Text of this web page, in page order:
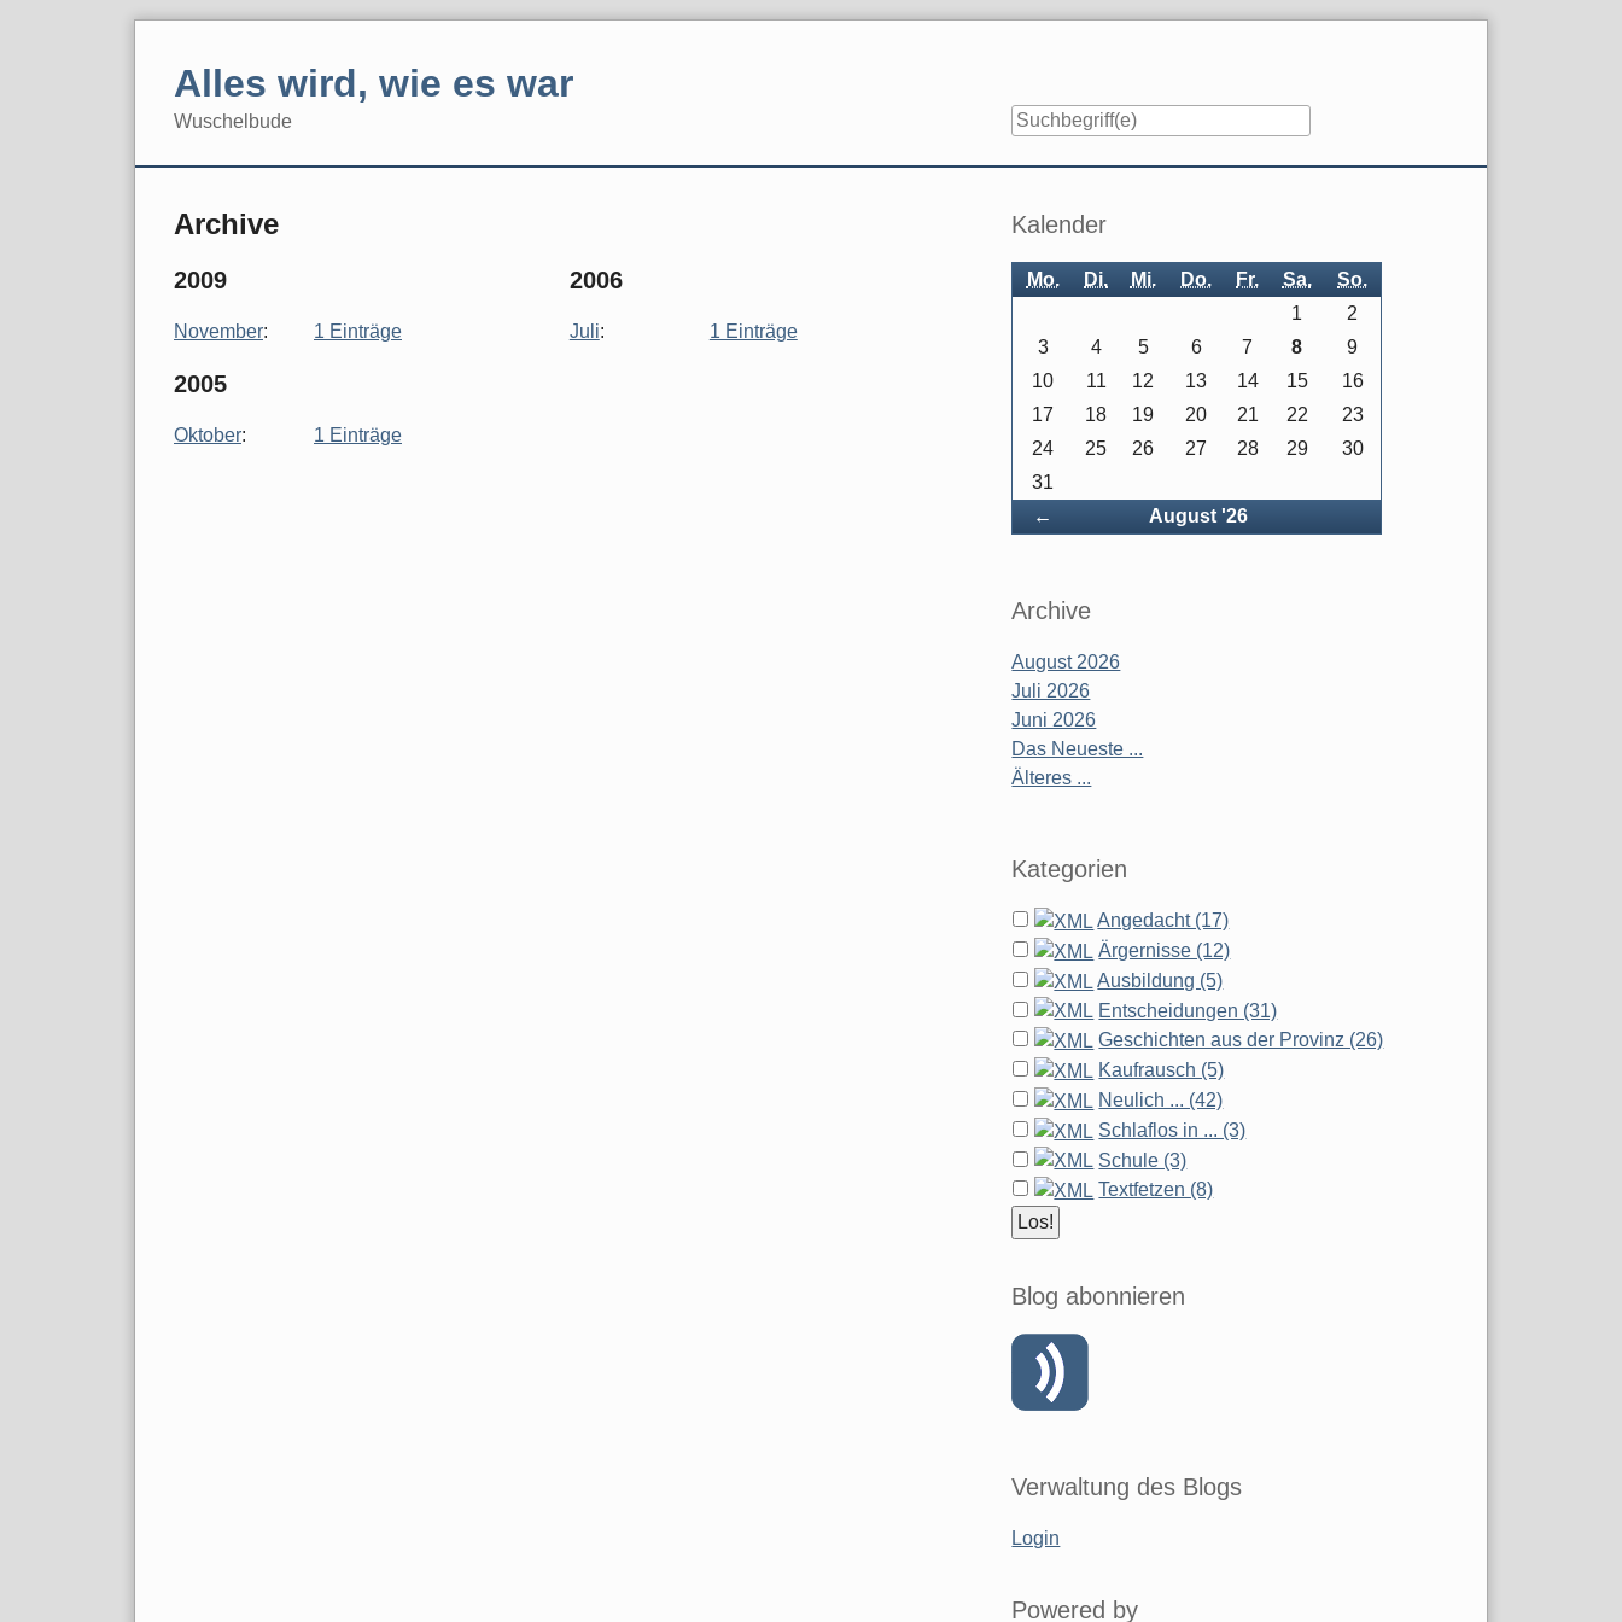
Alles wird, wie es war
Wuschelbude
Archive
2009
November: 1 Einträge
2006
Juli: 1 Einträge
2005
Oktober: 1 Einträge
Seitenleiste
Kalender
Mo. Di. Mi. Do. Fr. Sa. So.
← August '26
1
2
3
4 5 6 7 8
9
10
11 12 13 14 15
16
17
18 19 20 21 22
23
24
25 26 27 28 29
30
31
Archive
August 2026
Juli 2026
Juni 2026
Das Neueste ...
Älteres ...
Kategorien
Angedacht (17)
Ärgernisse (12)
Ausbildung (5)
Entscheidungen (31)
Geschichten aus der Provinz (26)
Kaufrausch (5)
Neulich ... (42)
Schlaflos in ... (3)
Schule (3)
Textfetzen (8)
Blog abonnieren
Verwaltung des Blogs
Login
Powered by